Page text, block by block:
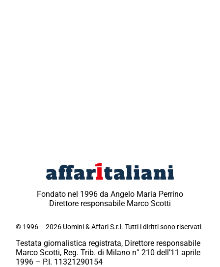
Fondato nel 1996 da Angelo Maria Perrino
Direttore responsabile Marco Scotti
© 1996 – 2026 Uomini & Affari S.r.l. Tutti i diritti sono riservati
Testata giornalistica registrata, Direttore responsabile
Marco Scotti, Reg. Trib. di Milano n° 210 dell’11 aprile
1996 – P.I. 11321290154